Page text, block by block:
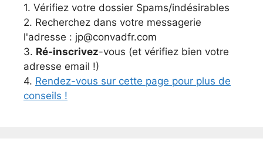
1. Vérifiez votre dossier Spams/indésirables
2. Recherchez dans votre messagerie
l'adresse : jp@convadfr.com
3. Ré-inscrivez-vous (et vérifiez bien votre
adresse email !)
4. Rendez-vous sur cette page pour plus de
conseils !